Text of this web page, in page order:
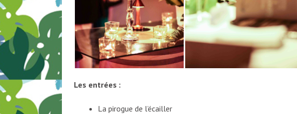
Les entrées :
La pirogue de l’écailler